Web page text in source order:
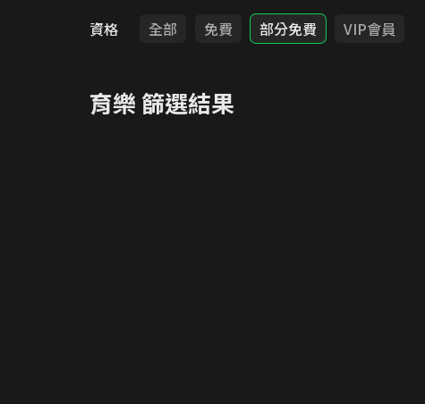
資格
全部 免費 部分免費 VIP會員
育樂 篩選結果